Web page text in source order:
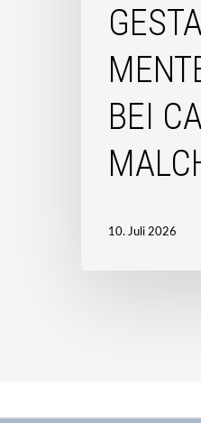
Gast
Cargill
BEI
10. Juli 2026